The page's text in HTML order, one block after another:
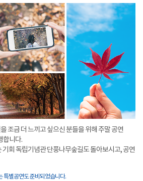
조금 더 느끼고 싶으신 분들을 위해 주말 공연
합니다.
기회 독립기념관 단풍나무숲길도 돌아보시고, 공연
별공연도 준비되었습니다.